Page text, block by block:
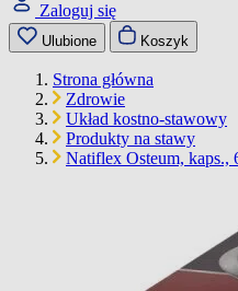
Zaloguj się
Ulubione Koszyk
Strona główna
Zdrowie
Układ kostno-stawowy
Produkty na stawy
Natiflex Osteum, kaps.,